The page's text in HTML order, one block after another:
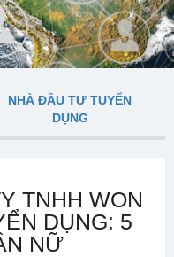
NHÀ ĐẦU TƯ TUYỂN
DỤNG
TNHH WON
DỤNG: 5
NỮ